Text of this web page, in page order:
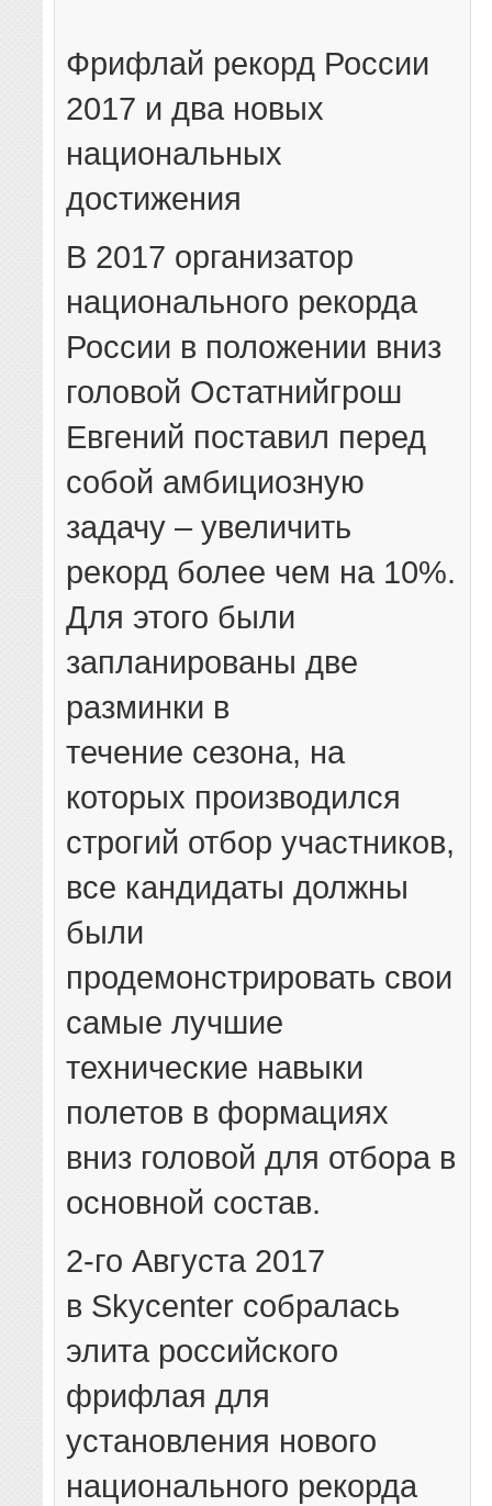
Фрифлай рекорд России
2017 и два новых
национальных
достижения
В 2017 организатор
национального рекорда
России в положении вниз
головой Остатнийгрош
Евгений поставил перед
собой амбициозную
задачу – увеличить
рекорд более чем на 10%.
Для этого были
запланированы две
разминки в
течение сезона, на
которых производился
строгий отбор участников,
все кандидаты должны
были
продемонстрировать свои
самые лучшие
технические навыки
полетов в формациях
вниз головой для отбора в
основной состав.
2-го Августа 2017
в Skycenter собралась
элита российского
фрифлая для
установления нового
национального рекорда